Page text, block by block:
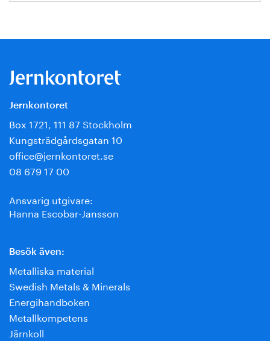
Jernkontoret
Box 1721, 111 87 Stockholm
Kungsträdgårdsgatan 10
office@jernkontoret.se
08 679 17 00
Ansvarig utgivare:
Hanna Escobar-Jansson
Besök även:
Metalliska material
Swedish Metals & Minerals
Energihandboken
Metallkompetens
Järnkoll